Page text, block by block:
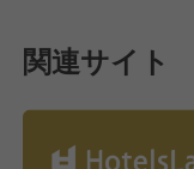
関連サイト